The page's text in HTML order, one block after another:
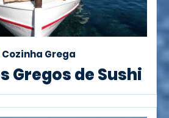
Cozinha Grega
Gregos de Sushi